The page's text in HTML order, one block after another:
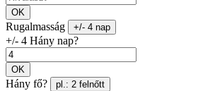
OK
Rugalmasság +/- 4 nap
+/- 4 Hány nap?
OK
Hány fő? pl.: 2 felnőtt